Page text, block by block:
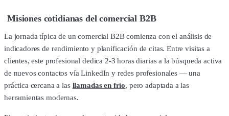
Misiones cotidianas del comercial B2B
La jornada típica de un comercial B2B comienza con el análisis de
indicadores de rendimiento y planificación de citas. Entre visitas a
clientes, este profesional dedica 2-3 horas diarias a la búsqueda activa
de nuevos contactos vía LinkedIn y redes profesionales — una
práctica cercana a las llamadas en frío, pero adaptada a las
herramientas modernas.